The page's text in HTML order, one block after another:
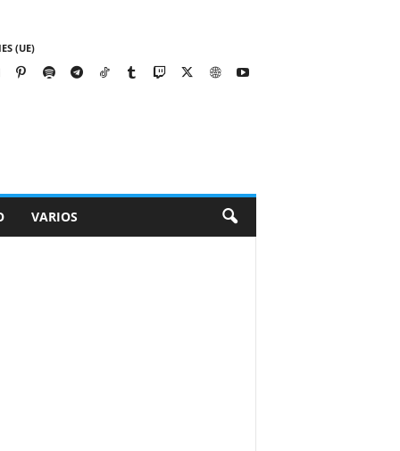
(UE)
VARIOS